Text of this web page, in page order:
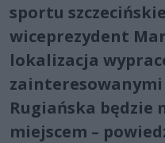
sportu
wiceprezydent
lokalizacja
zainteresowanymi
Rugiańska będzie
miejscem –